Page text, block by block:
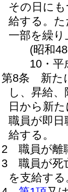
その日に
給する。
一部を繰
(昭和
10・平
第8条
新た
し、昇給
日から新
職員が即
給する。
2
職員が離
3
職員が死
を支給する